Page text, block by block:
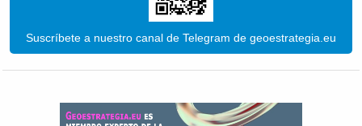
Suscríbete a nuestro canal de Telegram de geoestrategia.eu